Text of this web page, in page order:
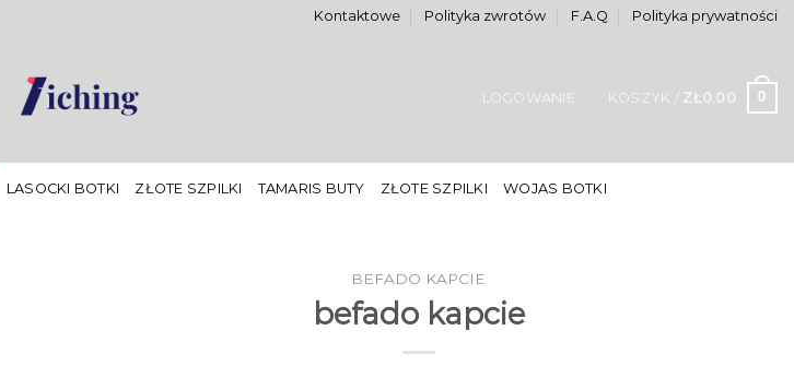
Kontaktowe Polityka zwrotów F.A.Q Polityka prywatności
LOGOWANIE KOSZYK / ZŁ 0.00 0
LASOCKI BOTKI ZŁOTE SZPILKI TAMARIS BUTY ZŁOTE SZPILKI WOJAS BOTKI
BEFADO KAPCIE
befado kapcie